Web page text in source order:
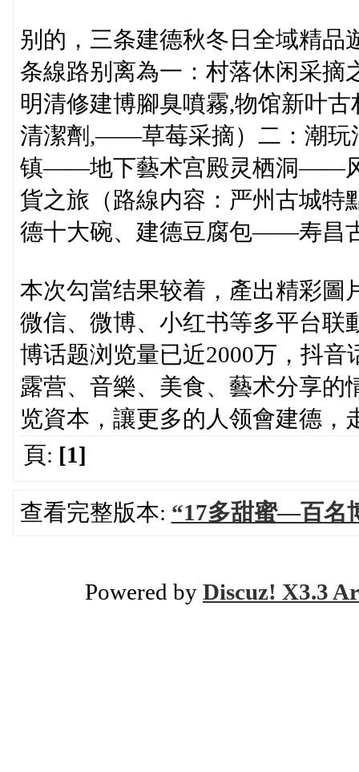
别的，三条建德秋冬日全域精品
条線路别离為一：村落休闲采
明清修建博腳臭噴霧,物馆新叶
清潔劑,——草莓采摘）二：潮玩
镇——地下藝术宫殿灵栖洞——风
貨之旅（路線内容：严州古城
德十大碗、建德豆腐包——寿昌
本次勾當结果较着，產出精彩圖
微信、微博、小红书等多平台联
博话题浏览量已近2000万，抖
露营、音樂、美食、藝术分享的
览資本，讓更多的人领會建德，
頁: [1]
查看完整版本: “17多甜蜜—百名
Powered by Discuz! X3.3